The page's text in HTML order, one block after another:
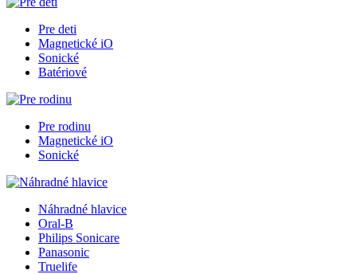
Pre deti
Magnetické iO
Sonické
Batériové
Pre rodinu
Magnetické iO
Sonické
Náhradné hlavice
Oral-B
Philips Sonicare
Panasonic
Truelife